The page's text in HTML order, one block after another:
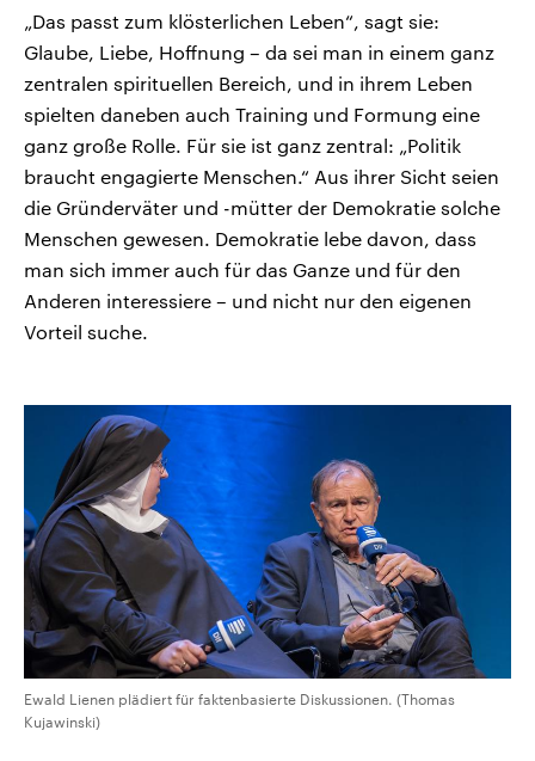
„Das passt zum klösterlichen Leben“, sagt sie:
Glaube, Liebe, Hoffnung – da sei man in einem ganz
zentralen spirituellen Bereich, und in ihrem Leben
spielten daneben auch Training und Formung eine
ganz große Rolle. Für sie ist ganz zentral: „Politik
braucht engagierte Menschen.“ Aus ihrer Sicht seien
die Gründerväter und -mütter der Demokratie solche
Menschen gewesen. Demokratie lebe davon, dass
man sich immer auch für das Ganze und für den
Anderen interessiere – und nicht nur den eigenen
Vorteil suche.
Ewald Lienen plädiert für faktenbasierte Diskussionen. (Thomas
Kujawinski)